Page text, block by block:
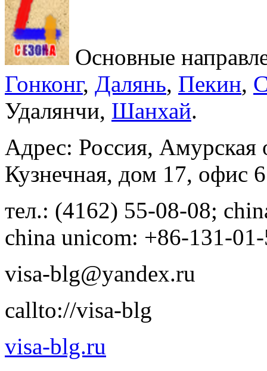
Основные
Гонконг, Далянь, Пекин,
Удалянчи, Шанхай.
Адрес: Россия, Амурская
Кузнечная, дом 17, офис 6
тел.: (4162) 55-08-08;
china unicom: +86-131-
visa-blg@yandex.ru
callto://visa-blg
visa-blg.ru